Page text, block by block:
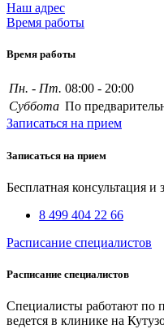
Наш адрес
Время работы
Время работы
Пн. - Пт. 08:00 - 20:00
Суббота По
Записаться на прием
Записаться на прием
Бесплатная консультация
8 499 404 22 66
Расписание специалистов
Расписание специалистов
Специалисты работают по
ведется в клинике на